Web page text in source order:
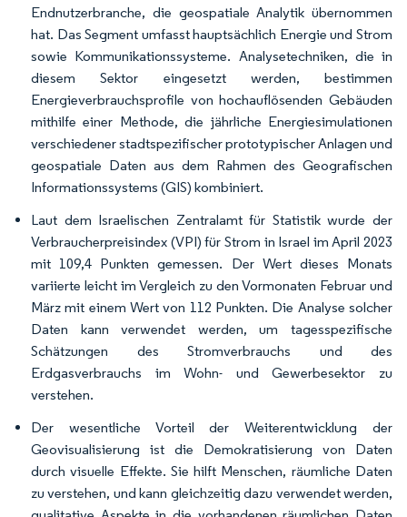
Endnutzerbranche, die geospatiale Analytik übernommen
hat. Das Segment umfasst hauptsächlich Energie und Strom
sowie Kommunikationssysteme. Analysetechniken, die in
diesem Sektor eingesetzt werden, bestimmen
Energieverbrauchsprofile von hochauflösenden Gebäuden
mithilfe einer Methode, die jährliche Energiesimulationen
verschiedener stadtspezifischer prototypischer Anlagen und
geospatiale Daten aus dem Rahmen des Geografischen
Informationssystems (GIS) kombiniert.
Laut dem Israelischen Zentralamt für Statistik wurde der
Verbraucherpreisindex (VPI) für Strom in Israel im April 2023
mit 109,4 Punkten gemessen. Der Wert dieses Monats
variierte leicht im Vergleich zu den Vormonaten Februar und
März mit einem Wert von 112 Punkten. Die Analyse solcher
Daten kann verwendet werden, um tagesspezifische
Schätzungen des Stromverbrauchs und des
Erdgasverbrauchs im Wohn- und Gewerbesektor zu
verstehen.
Der wesentliche Vorteil der Weiterentwicklung der
Geovisualisierung ist die Demokratisierung von Daten
durch visuelle Effekte. Sie hilft Menschen, räumliche Daten
zu verstehen, und kann gleichzeitig dazu verwendet werden,